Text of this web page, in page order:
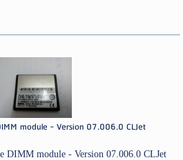
module - Version 07.006.0 CLJet
DIMM module - Version 07.006.0 CLJet